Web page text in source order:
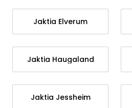
Jaktia Elverum
Jaktia Haugaland
Jaktia Jessheim